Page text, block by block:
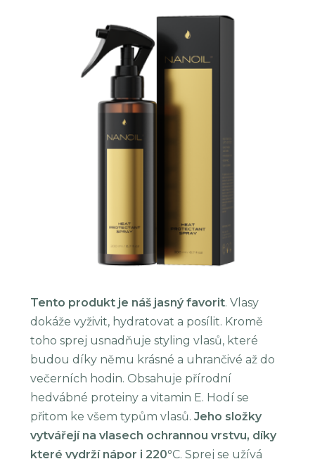
Tento produkt je náš jasný favorit. Vlasy
dokáže vyživit, hydratovat a posílit. Kromě
toho sprej usnadňuje styling vlasů, které
budou díky němu krásné a uhrančivé až do
večerních hodin. Obsahuje přírodní
hedvábné proteiny a vitamin E. Hodí se
přitom ke všem typům vlasů.Jeho složky
vytvářejí na vlasech ochrannou vrstvu, díky
které vydrží nápor i 220°C. Sprej se užívá